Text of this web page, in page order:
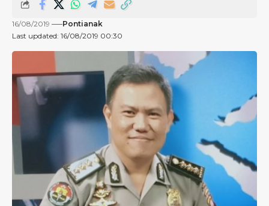
Last updated: 16/08/2019 00:30
16/08/2019 Pontianak